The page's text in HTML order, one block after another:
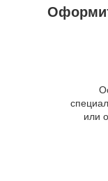
или